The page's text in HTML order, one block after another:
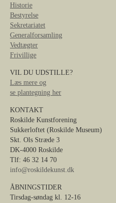
Historie
Bestyrelse
Sekretariatet
Generalforsamling
Vedtægter
Frivillige
VIL DU UDSTILLE?
Læs mere og
se plantegning her
KONTAKT
Roskilde Kunstforening
Sukkerloftet (Roskilde Museum)
Skt. Ols Stræde 3
DK-4000 Roskilde
Tlf: 46 32 14 70
info@roskildekunst.dk
ÅBNINGSTIDER
Tirsdag-søndag kl. 12-16